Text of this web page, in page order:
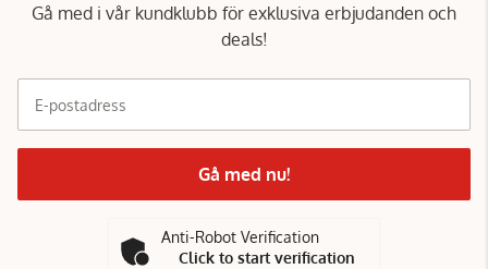
Gå med i vår kundklubb för exklusiva erbjudanden och
deals!
E-postadress
Gå med nu!
Anti-Robot Verification
Click to start verification